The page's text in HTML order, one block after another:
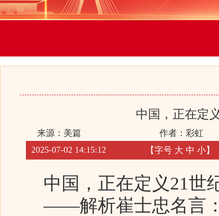
中国，正在定
来源：美篇
作者：彩虹
2025-07-02 14:15:12
【字号 大 中 小】
中国，正在定义21世
——解析崔士忠名言：